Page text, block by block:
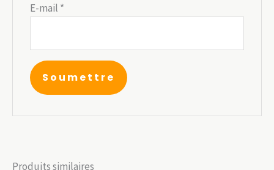
E-mail *
Produits similaires